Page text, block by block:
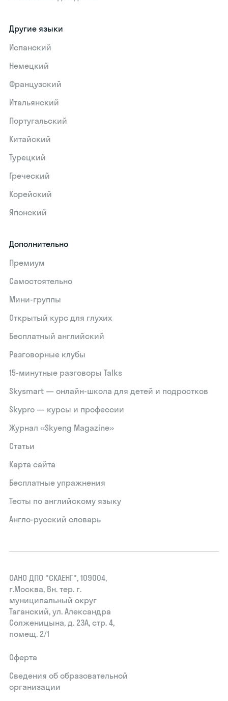
Другие языки
Испанский
Немецкий
Французский
Итальянский
Португальский
Китайский
Турецкий
Греческий
Корейский
Японский
Дополнительно
Премиум
Самостоятельно
Мини-группы
Открытый курс для глухих
Бесплатный английский
Разговорные клубы
15‑минутные разговоры Talks
Skysmart — онлайн-школа для детей и подростков
Skypro — курсы и профессии
Журнал «Skyeng Magazine»
Статьи
Карта сайта
Бесплатные упражнения
Тесты по английскому языку
Англо-русский словарь
ОАНО ДПО "СКАЕНГ", 109004,
г.Москва, Вн. тер. г.
муниципальный округ
Таганский, ул. Александра
Солженицына, д. 23А, стр. 4,
помещ. 2/1
Оферта
Сведения об образовательной
организации